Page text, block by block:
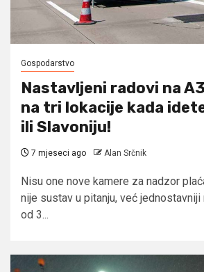
Gospodarstvo
Nastavljeni radovi na
na tri lokacije kada
ili Slavoniju!
7 mjeseci ago Alan Srčnik
Nisu one nove kamere za nadzor
nije sustav u pitanju, već jednostavniji
od 3...